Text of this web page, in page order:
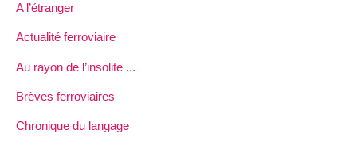
A l’étranger
Actualité ferroviaire
Au rayon de l’insolite ...
Brèves ferroviaires
Chronique du langage